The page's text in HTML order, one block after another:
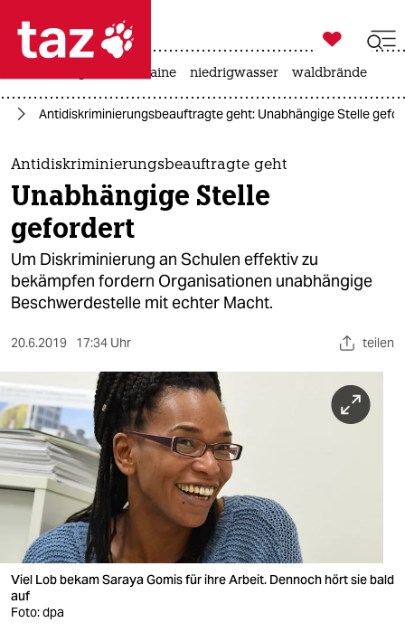
 taz zahl ich
taz zahl ich
themen
politik
öko
gesellschaft
sport
berlin
nord
wahrheit
verlag
verlag
veranstaltungen

taz zahl ich
krieg in der ukraine niedrigwasser waldbrände
Antidiskriminierungsbeauftragte geht: Unabhängige Stelle
Antidiskriminierungsbeauftragte geht
Unabhängige Stelle
gefordert
Um Diskriminierung an Schulen effektiv zu
bekämpfen fordern Organisationen unabhängige
Beschwerdestelle mit echter Macht.
20.6.2019 17:34 Uhr teilen
Viel Lob bekam Saraya Gomis für ihre Arbeit. Dennoch hört sie bald
auf
Foto: dpa